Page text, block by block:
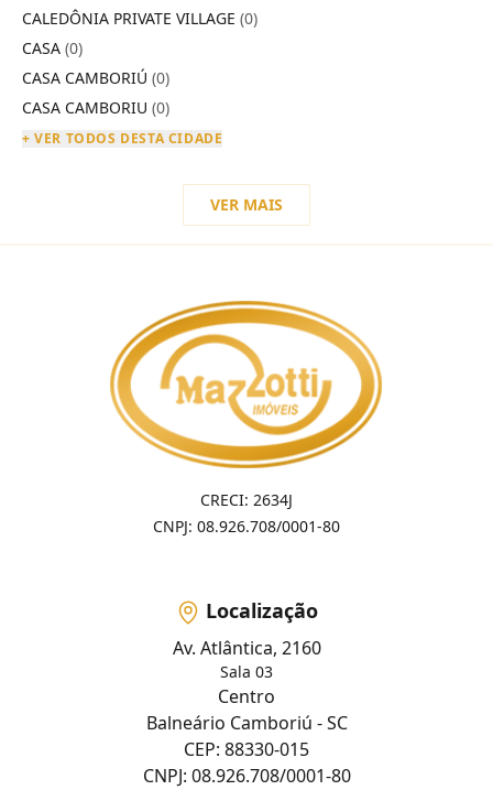
CALEDÔNIA PRIVATE VILLAGE (0)
CASA (0)
CASA CAMBORIÚ (0)
CASA CAMBORIU (0)
+ VER TODOS DESTA CIDADE
VER MAIS
CRECI: 2634J
CNPJ: 08.926.708/0001-80
Localização
Av. Atlântica, 2160
Sala 03
Centro
Balneário Camboriú - SC
CEP: 88330-015
CNPJ: 08.926.708/0001-80